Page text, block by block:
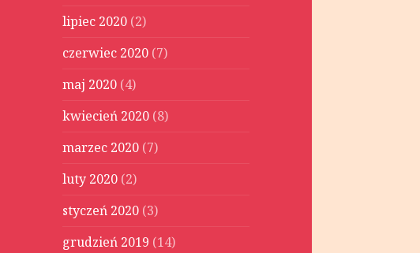
lipiec 2020 (2)
czerwiec 2020 (7)
maj 2020 (4)
kwiecień 2020 (8)
marzec 2020 (7)
luty 2020 (2)
styczeń 2020 (3)
grudzień 2019 (14)